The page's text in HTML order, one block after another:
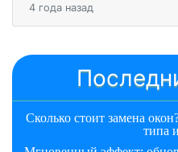
4 года назад
Сколько стоит замена
типа